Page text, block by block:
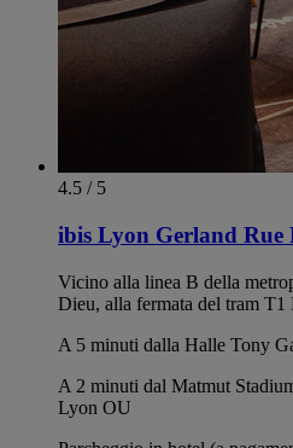
4.5 / 5
ibis Lyon Gerland Rue
Vicino alla linea B della
Dieu, alla fermata del tram T1
A 5 minuti dalla Halle Tony
A 2 minuti dal Matmut
Lyon OU